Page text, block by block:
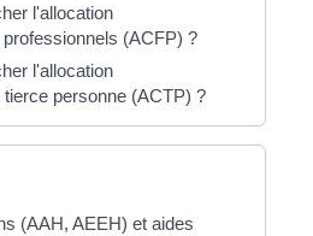
l'allocation
(ACFP) ?
l'allocation
personne (ACTP) ?
(AAH, AEEH) et aides